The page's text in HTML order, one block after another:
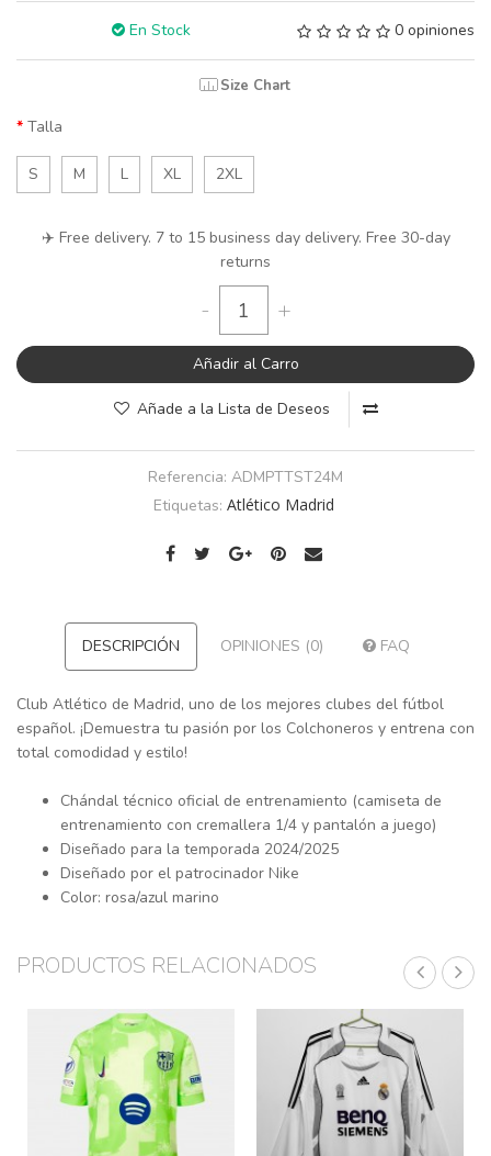
En Stock 0 opiniones
Size Chart
Talla
S M L XL 2XL
✈️ Free delivery. 7 to 15 business day delivery. Free 30-day
returns
- +
Añadir al Carro
Añade a la Lista de Deseos
Referencia: ADMPTTST24M
Etiquetas: Atlético Madrid
DESCRIPCIÓN OPINIONES (0) FAQ
Club Atlético de Madrid, uno de los mejores clubes del fútbol
español. ¡Demuestra tu pasión por los Colchoneros y entrena con
total comodidad y estilo!
Chándal técnico oficial de entrenamiento (camiseta de
entrenamiento con cremallera 1/4 y pantalón a juego)
Diseñado para la temporada 2024/2025
Diseñado por el patrocinador Nike
Color: rosa/azul marino
PRODUCTOS RELACIONADOS